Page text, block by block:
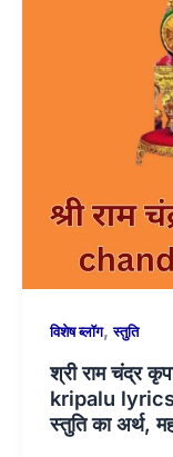
विशेष ब्लॉग,स्तुति
श्री राम चंद्र
kripalu lyrics)
स्तुति का अर्थ,